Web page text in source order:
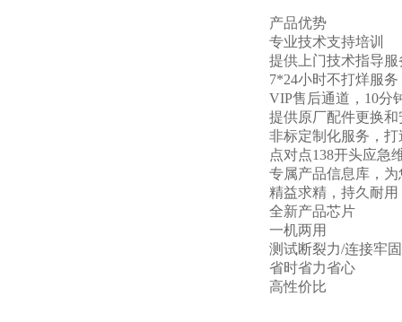
产品优势
专业技术支持培训
提供上门技术指导服
7*24小时不打烊服务
VIP售后通道，10分
提供原厂配件更换
非标定制化服务，
点对点138开头应急
专属产品信息库，
精益求精，持久耐用
全新
一机两用
测试断裂力/连接牢
省时省力省心
高性价比